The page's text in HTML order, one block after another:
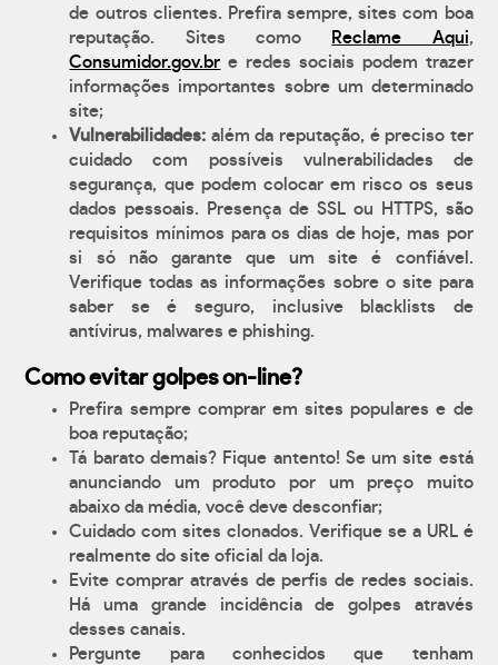
de outros clientes. Prefira sempre, sites com boa
reputação. Sites como
Reclame Aqui,
Consumidor.gov.br e redes sociais podem trazer
informações importantes sobre um determinado
site;
Vulnerabilidades: além da reputação, é preciso ter
cuidado com possíveis vulnerabilidades de
segurança, que podem colocar em risco os seus
dados pessoais. Presença de SSL ou HTTPS, são
requisitos mínimos para os dias de hoje, mas por
si só não garante que um site é confiável.
Verifique todas as informações sobre o site para
saber se é seguro, inclusive blacklists de
antívirus, malwares e phishing.
Como evitar golpes on-line?
Prefira sempre comprar em sites populares e de
boa reputação;
Tá barato demais? Fique antento! Se um site está
anunciando um produto por um preço muito
abaixo da média, você deve desconfiar;
Cuidado com sites clonados. Verifique se a URL é
realmente do site oficial da loja.
Evite comprar através de perfis de redes sociais.
Há uma grande incidência de golpes através
desses canais.
Pergunte para conhecidos que tenham